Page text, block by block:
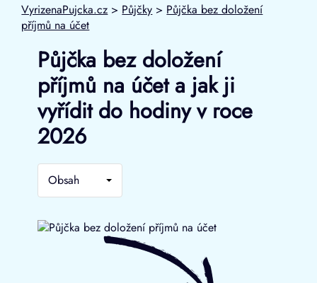
VyrizenaPujcka.cz > Půjčky > Půjčka bez doložení
příjmů na účet
Půjčka bez doložení
příjmů na účet a jak ji
vyřídit do hodiny v roce
2026
Obsah